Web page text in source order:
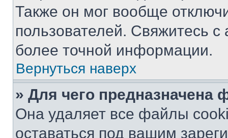
Также он мог вообще
пользователей. Свяжитесь
более точной информации.
Вернуться наверх
» Для чего предназначена
Она удаляет все файлы
оставаться под вашим